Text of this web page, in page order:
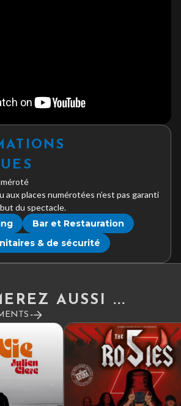
aux places numérotées n’est pas garanti
du spectacle.
Bar et Restauration
& de sécurité
AUSSI ...